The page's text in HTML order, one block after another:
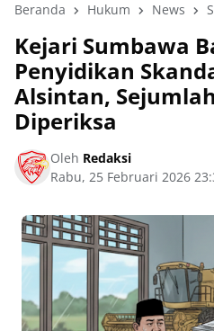
Beranda Hukum News
Kejari Sumbawa
Penyidikan
Alsintan,
Diperiksa
Oleh Redaksi
Rabu, 25 Februari 2026